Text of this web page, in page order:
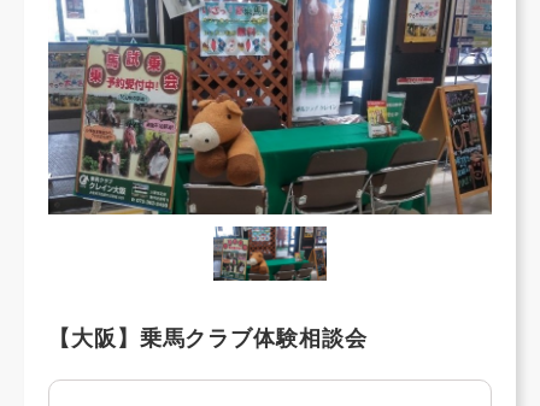
【大阪】乗馬クラブ体験相談会